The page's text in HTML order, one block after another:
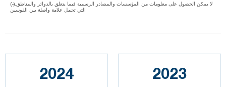
(-).لا يمكن الحصول على معلومات من المؤسسات والمصادر الرسمية فيما يتعلق بالدوائر والمناطق
التي تحمل علامة واصلة بين القوسين
2024 2023